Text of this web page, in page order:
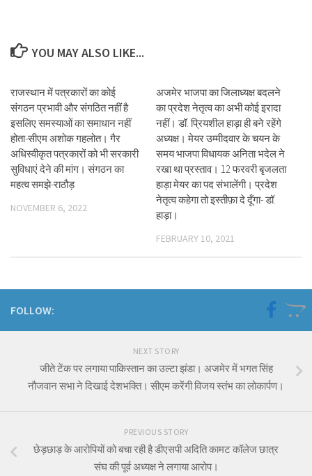
YOU MAY ALSO LIKE...
राजस्थान में पत्रकारों का कोई
संगठन प्रभावी और संगठित नहीं है
इसलिए समस्याओं का समाधान नहीं
होता-सीएम अशोक गहलोत। गैर
अधिस्वीकृत पत्रकारों को भी सरकारी
सुविधाएं देने की मांग। संगठन का
महत्व समझे-राठौड़
NOVEMBER 6, 2022
अजमेर भाजपा का जिलाध्यक्ष बदलने
का प्रदेश नेतृत्व का अभी कोई इरादा
नहीं। डॉ. प्रियशील हाड़ा ही बने रहेंगे
अध्यक्ष। मेयर उम्मीदवार के चयन के
समय भाजपा विधायक अनिता भदेल ने
रखा था प्रस्ताव। 12 फरवरी बृजलता
हाड़ा मेयर का पद संभालेंगी। प्रदेश
नेतृत्व कहेगा तो इस्तीफ़ा दे दूँगा- डॉ.
हाड़ा।
FEBRUARY 10, 2021
FOLLOW:
NEXT STORY
जीते टेंक पर लगाया पाकिस्तान का उल्टा झंडा। अजमेर में भगत सिंह
नौजवान सभा ने दिखाई देशभक्ति। सीएम करेंगी विजय स्तंभ का लोकार्पण।
PREVIOUS STORY
छेड़छाड़ के आरोपियों को बचा रही है डीएसपी अदिति कामट कॉलेज छात्र
संघ की पूर्व अध्यक्ष ने लगाया आरोप।